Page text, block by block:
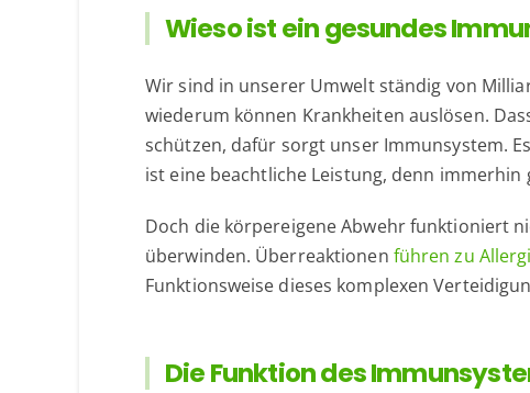
Wieso ist ein gesundes
Wir sind in unserer Umwelt ständig von
wiederum können Krankheiten auslösen.
schützen, dafür sorgt unser Immunsystem.
ist eine beachtliche Leistung, denn
Doch die körpereigene Abwehr funktioniert
überwinden. Überreaktionen führen zu
Funktionsweise dieses komplexen
Die Funktion des